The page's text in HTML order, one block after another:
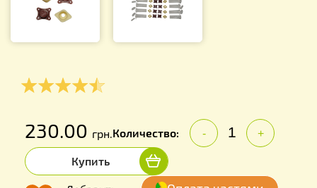
230.00 грн.Количество: - +
Купить